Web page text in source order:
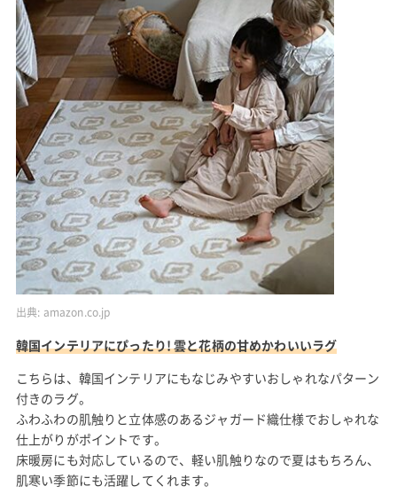
出典: amazon.co.jp
韓国インテリアにぴったり! 雲と花柄の甘めかわいいラグ
こちらは、韓国インテリアにもなじみやすいおしゃれなパターン
付きのラグ。
ふわふわの肌触りと立体感のあるジャガード織仕様でおしゃれな
仕上がりがポイントです。
床暖房にも対応しているので、軽い肌触りなので夏はもちろん、
肌寒い季節にも活躍してくれます。